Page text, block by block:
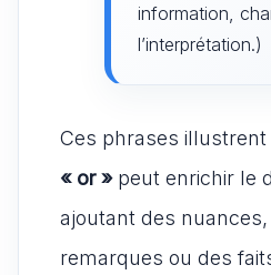
information,
l’interprétation.)
Ces phrases
« or »peut enrichir le
ajoutant des
remarques ou des